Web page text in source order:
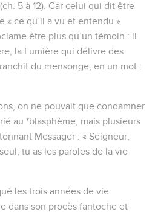
5 à 12). Car celui qui dit être
« ce qu’il a vu et entendu »
être plus qu’un témoin : il
la Lumière qui délivre des
du mensonge, en un mot :
on ne pouvait que condamner
au *blasphème, mais plusieurs
Messager : « Seigneur,
tu as les paroles de la vie
les trois années de vie
dans son procès fantoche et